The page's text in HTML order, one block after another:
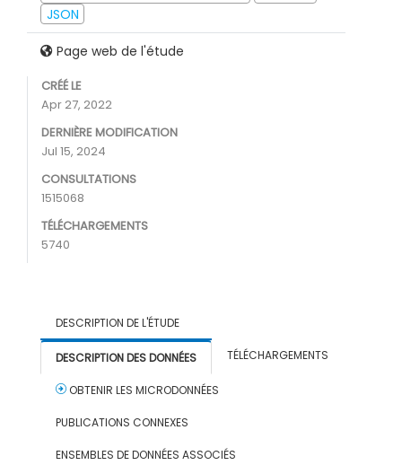
JSON
Page web de l'étude
CRÉÉ LE
Apr 27, 2022
DERNIÈRE MODIFICATION
Jul 15, 2024
CONSULTATIONS
1515068
TÉLÉCHARGEMENTS
5740
DESCRIPTION DE L'ÉTUDE
DESCRIPTION DES DONNÉES TÉLÉCHARGEMENTS
OBTENIR LES MICRODONNÉES
PUBLICATIONS CONNEXES
ENSEMBLES DE DONNÉES ASSOCIÉS